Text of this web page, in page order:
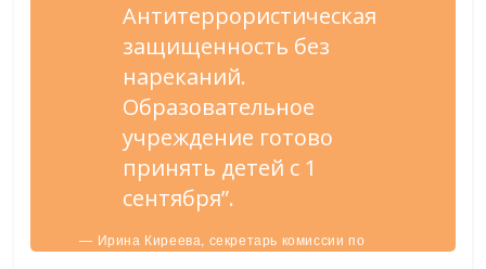
Антитеррористическая
защищенность без
нареканий.
Образовательное
учреждение готово
принять детей с 1
сентября”.
— Ирина Киреева, секретарь комиссии по
приемке образовательных организаций.